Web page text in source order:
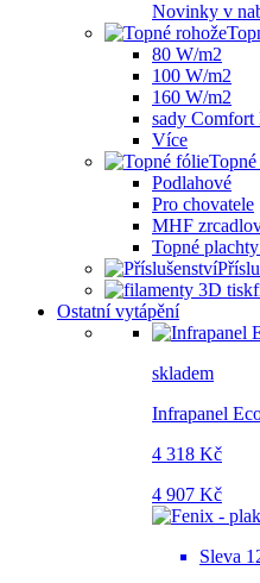
Novinky v
80 W/m2
100 W/m2
160 W/m2
sady Comfort
Více
Podlahové
Pro chovatele
MHF
Topné
Ostatní vytápění
skladem
Infrapanel
4 318 Kč
4 907 Kč
Sleva